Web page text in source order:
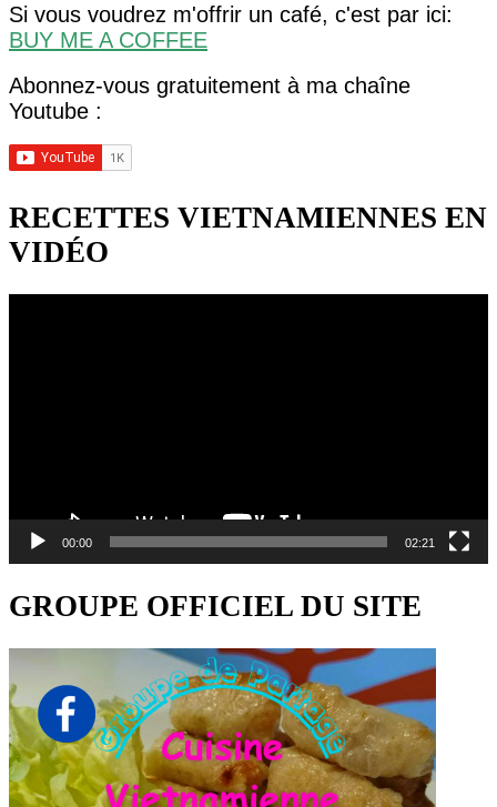
Si vous voudrez m'offrir un café, c'est par ici:
BUY ME A COFFEE
Abonnez-vous gratuitement à ma chaîne
Youtube :
RECETTES VIETNAMIENNES EN
VIDÉO
00:00 02:21
GROUPE OFFICIEL DU SITE